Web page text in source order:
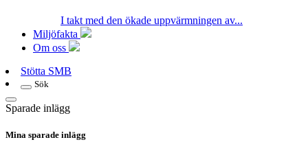
I takt med den ökade uppvärmningen av...
Miljöfakta
Om oss
Stötta SMB
Sök
Sparade inlägg
Mina sparade inlägg